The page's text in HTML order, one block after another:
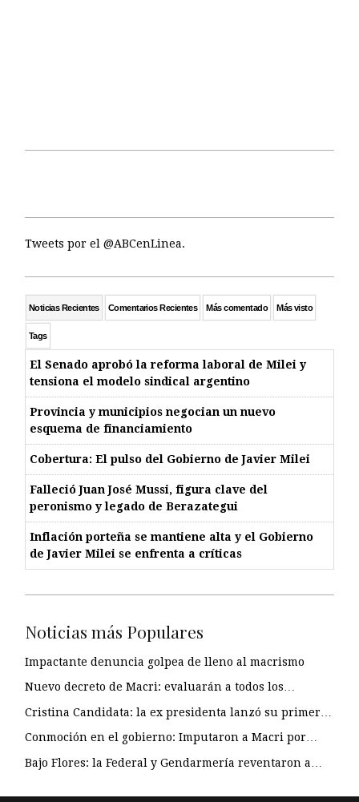
Tweets por el @ABCenLinea.
Noticias Recientes Comentarios Recientes Más comentado Más visto
Tags
El Senado aprobó la reforma laboral de Milei y
tensiona el modelo sindical argentino
Provincia y municipios negocian un nuevo
esquema de financiamiento
Cobertura: El pulso del Gobierno de Javier Milei
Falleció Juan José Mussi, figura clave del
peronismo y legado de Berazategui
Inflación porteña se mantiene alta y el Gobierno
de Javier Milei se enfrenta a críticas
Noticias más Populares
Impactante denuncia golpea de lleno al macrismo
Nuevo decreto de Macri: evaluarán a todos los…
Cristina Candidata: la ex presidenta lanzó su primer…
Conmoción en el gobierno: Imputaron a Macri por…
Bajo Flores: la Federal y Gendarmería reventaron a…